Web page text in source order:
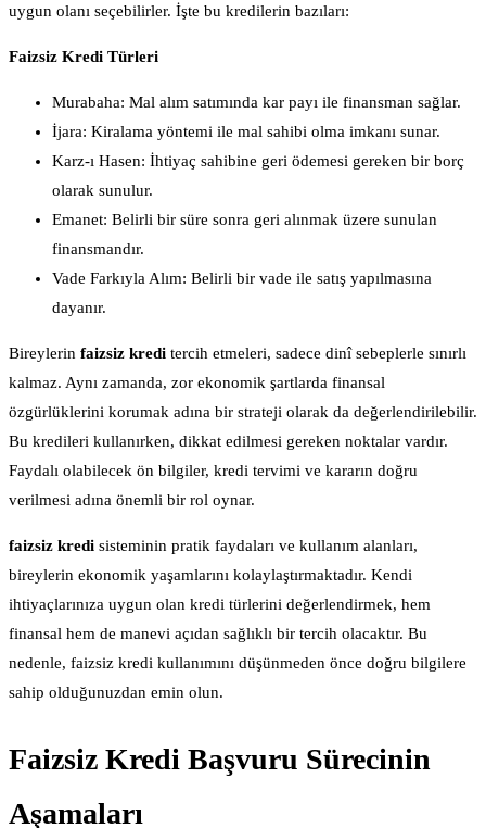
uygun olanı seçebilirler. İşte bu kredilerin bazıları:
Faizsiz Kredi Türleri
Murabaha: Mal alım satımında kar payı ile finansman sağlar.
İjara: Kiralama yöntemi ile mal sahibi olma imkanı sunar.
Karz-ı Hasen: İhtiyaç sahibine geri ödemesi gereken bir borç
olarak sunulur.
Emanet: Belirli bir süre sonra geri alınmak üzere sunulan
finansmandır.
Vade Farkıyla Alım: Belirli bir vade ile satış yapılmasına
dayanır.
Bireylerin faizsiz kredi tercih etmeleri, sadece dinî sebeplerle sınırlı
kalmaz. Aynı zamanda, zor ekonomik şartlarda finansal
özgürlüklerini korumak adına bir strateji olarak da değerlendirilebilir.
Bu kredileri kullanırken, dikkat edilmesi gereken noktalar vardır.
Faydalı olabilecek ön bilgiler, kredi tervimi ve kararın doğru
verilmesi adına önemli bir rol oynar.
faizsiz kredi sisteminin pratik faydaları ve kullanım alanları,
bireylerin ekonomik yaşamlarını kolaylaştırmaktadır. Kendi
ihtiyaçlarınıza uygun olan kredi türlerini değerlendirmek, hem
finansal hem de manevi açıdan sağlıklı bir tercih olacaktır. Bu
nedenle, faizsiz kredi kullanımını düşünmeden önce doğru bilgilere
sahip olduğunuzdan emin olun.
Faizsiz Kredi Başvuru Sürecinin
Aşamaları